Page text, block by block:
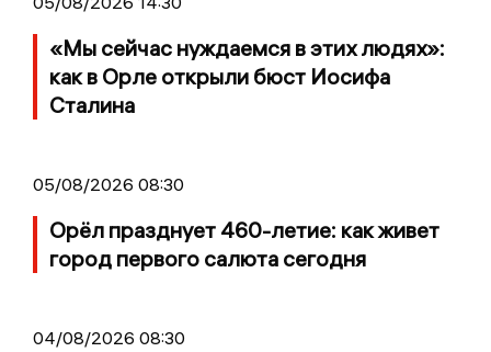
«Мы сейчас нуждаемся в этих людях»:
как в Орле открыли бюст Иосифа
Сталина
05/08/2026 08:30
Орёл празднует 460-летие: как живет
город первого салюта сегодня
04/08/2026 08:30